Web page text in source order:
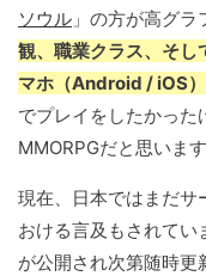
ソウル 」の方が高グラ
観、職業クラス、そし
マホ（Android / iOS
でプレイをしたかった
MMORPGだと思います
現在、日本ではまだサ
おける言及もされてい
が公開され次第随時更